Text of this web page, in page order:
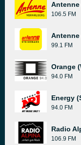
Antenne
106.5 FM
Antenne
99.1 FM
Orange
94.0 FM
Energy
94.0 FM
Radio
106.9 FM